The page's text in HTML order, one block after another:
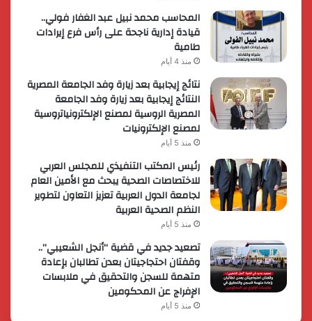
المحاسب محمد نبيل عبد الغفار فولي..
قيادة إدارية ناجحة على رأس فرع إيرادات
طامية
منذ 4 أيام
نتائج إيجابية بعد زيارة وفد الجامعة المصرية
النتائج إيجابية بعد زيارة وفد الجامعة
المصرية الروسية لمصنع الإلكترونياتروسية
لمصنع الإلكترونيات
منذ 5 أيام
رئيس المكتب التنفيذي للمجلس العربي
للاختصاصات الصحية يبحث مع الأمين العام
لجامعة الدول العربية تعزيز التعاون لتطوير
النظم الصحية العربية
منذ 5 أيام
تصعيد جديد في قضية “أنجل الشعيبي”..
وقفتان احتجاجيتان بعدن تطالبان بإعادة
متهمة للسجن والتحقيق في ملابسات
الإفراج عن المحكومين
منذ 5 أيام